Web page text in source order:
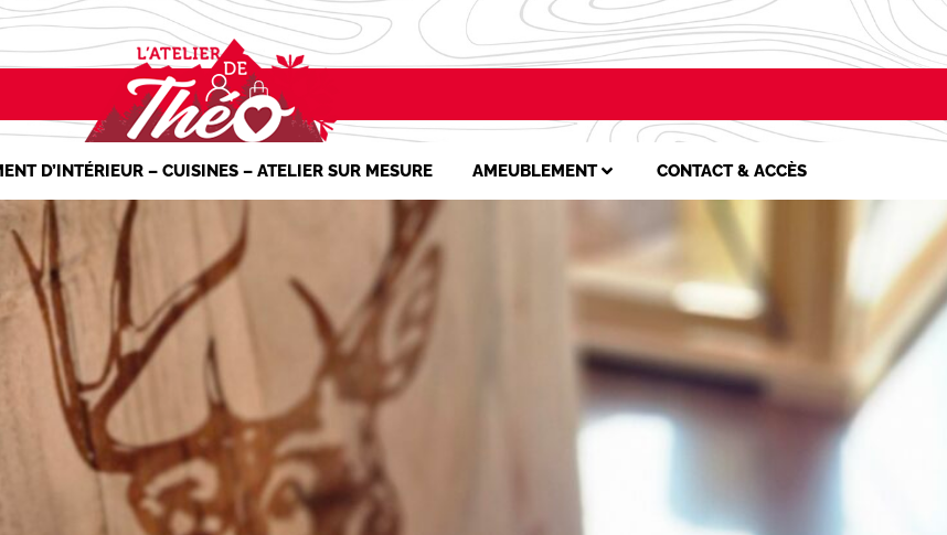
D’INTÉRIEUR – CUISINES – ATELIER SUR MESURE AMEUBLEMENT CONTACT & ACCÈS